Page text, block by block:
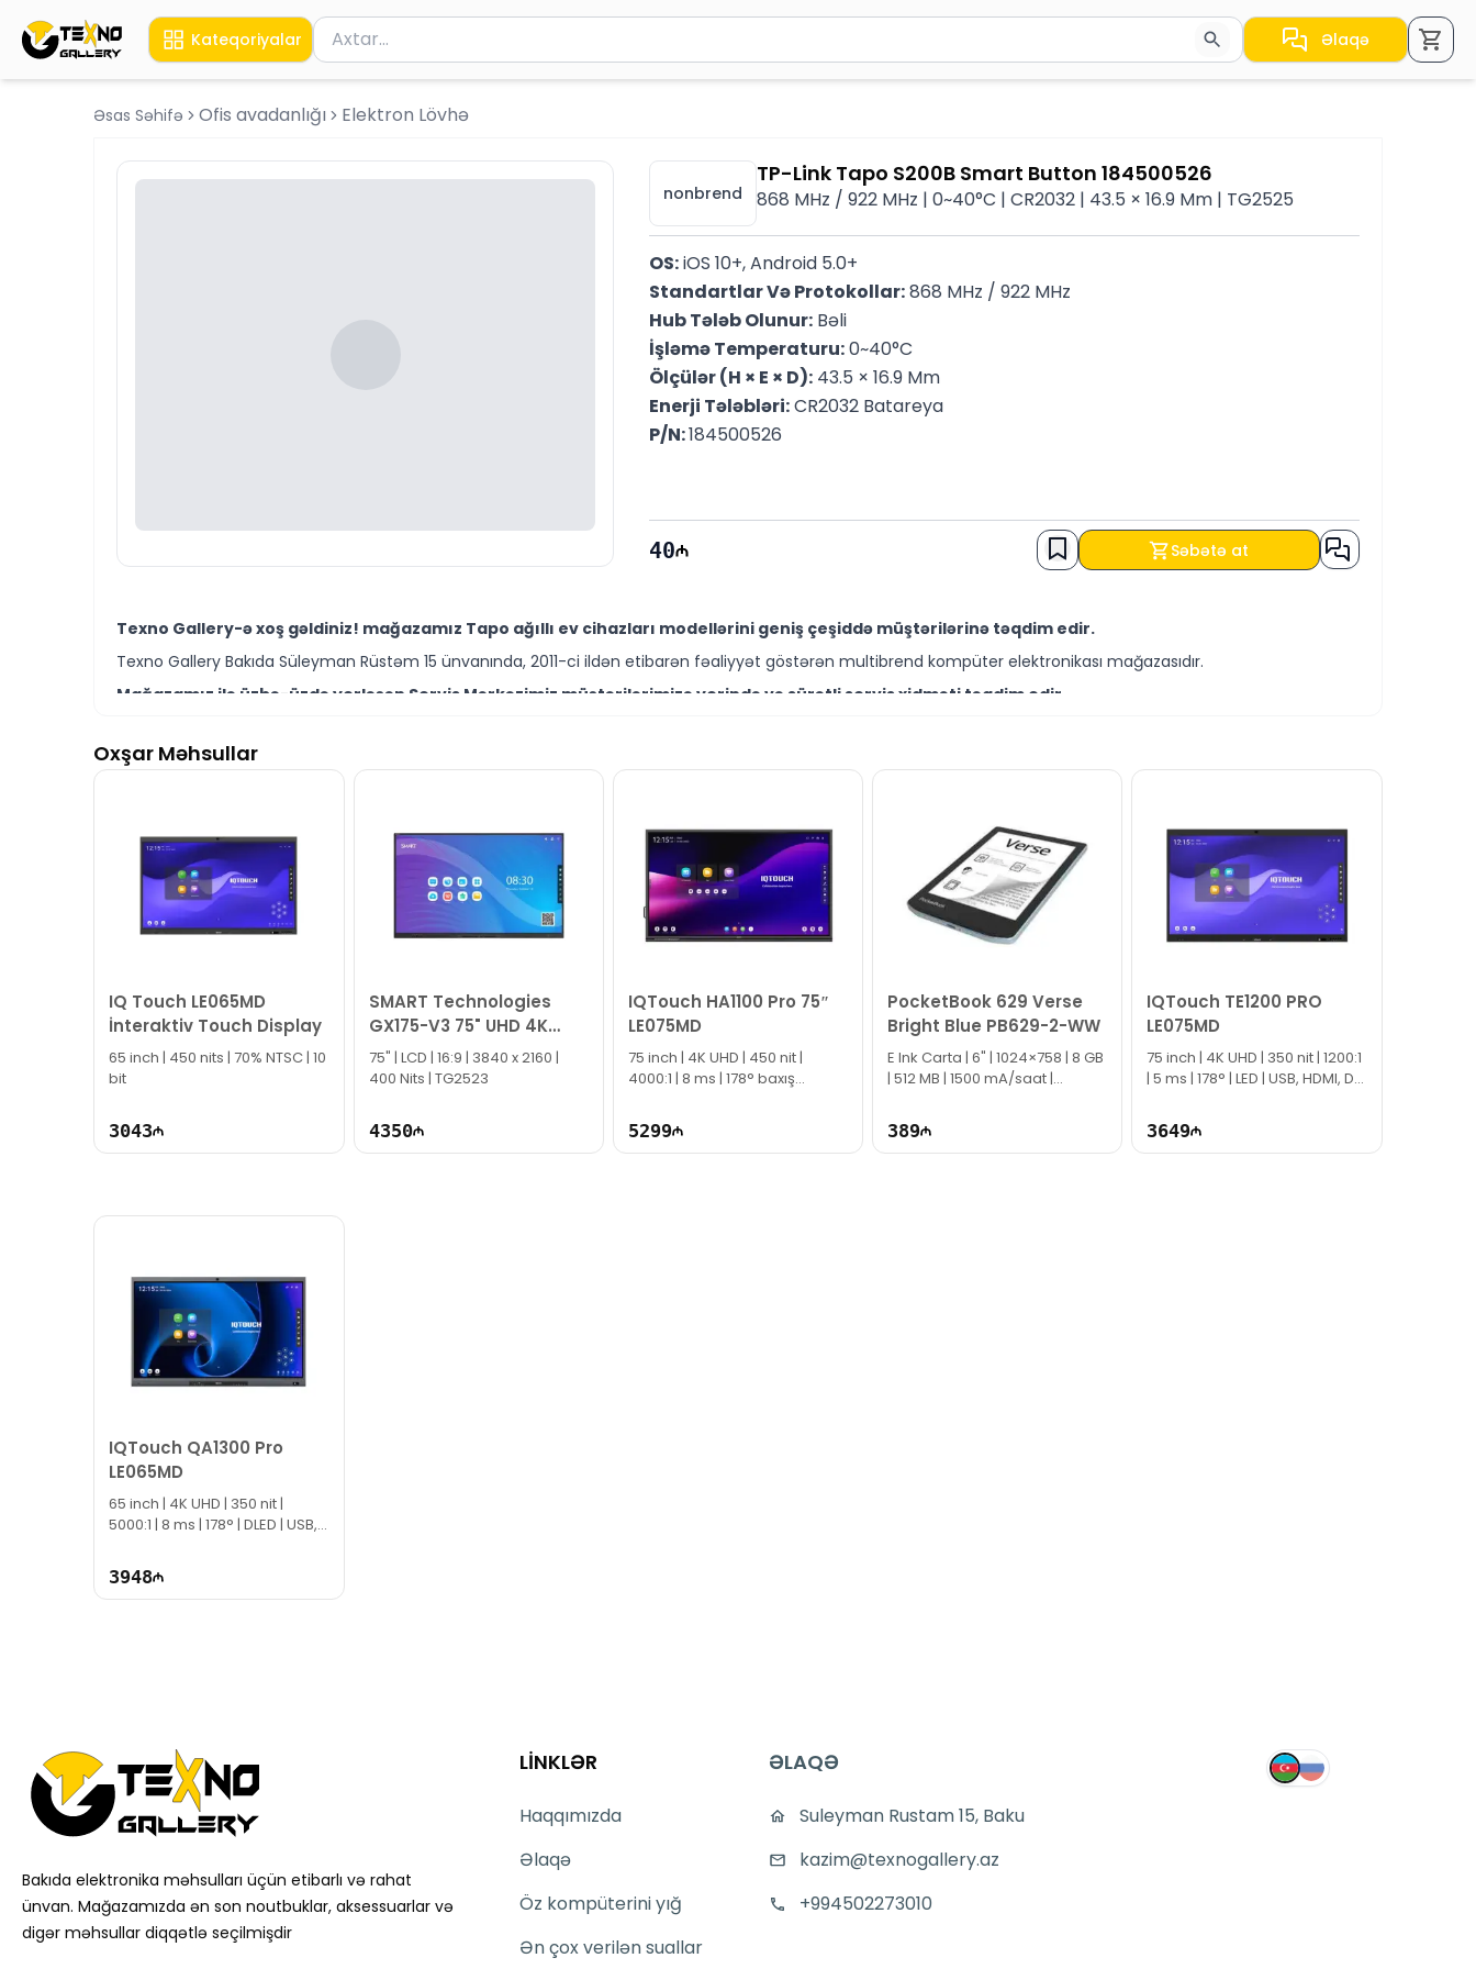
Kateqoriyalar Məhsul axtar
Axtarış üçün ən azı 2 simvol yazın. Göndərmək üçün Enter düyməsini basın və ya nəticələr arasında keçid etmək üçün ox
Əlaqə
Əsas Səhifə Ofis avadanlığı Elektron Lövhə
nonbrend
TP-Link Tapo S200B Smart Button 184500526
868 MHz / 922 MHz | 0~40°C | CR2032 | 43.5 × 16.9 Mm | TG2525
OS: iOS 10+, Android 5.0+
Standartlar Və Protokollar: 868 MHz / 922 MHz
Hub Tələb Olunur: Bəli
İşləmə Temperaturu: 0~40°C
Ölçülər (H × E × D): 43.5 × 16.9 Mm
Enerji Tələbləri: CR2032 Batareya
P/N: 184500526
40 Səbətə at
Texno Gallery-ə xoş gəldiniz! mağazamız Tapo ağıllı ev cihazları modellərini geniş çeşiddə müştərilərinə təqdim edir.
Texno Gallery Bakıda Süleyman Rüstəm 15 ünvanında, 2011-ci ildən etibarən fəaliyyət göstərən multibrend kompüter elektronikası mağazasıdır.
Mağazamız ilə üzbə-üzdə yerləşən Servis Mərkəzimiz müştərilərimizə yerində və sürətli servis xidməti təqdim edir.
TP-Link Tapo S200B Smart Button 184500526 modelini Bakıda sərfəli qiymətə NƏĞD, KÖÇÜRMƏ həmçinin KREDİT şərtləri ilə əldə edə bilərsiniz.
İstər Tapo ağıllı ev cihazları modelləri istərsə də digər brend məhsullarla bağlı suallarınızı saytımız vasitəsilə bizə yaza bilərsiniz.
Seçim etməkdə məsləhətə ehtiyacınız varsa təcrübəli mütəxəssislərimiz hər gün 10:00-19:00 saatlarında aktivdir.
TP-Link Tapo S200B Smart Button 184500526 modeli ilə bağlı bütün suallarınızı saytımızın canlı dəstək xəttində cavablandırmağa hər daim hazırıq.
İş saatlarından kənar vaxtlarda əlaqə qurmaq üçün email ilə qeydiyyat edə və ya WhatsApp nömrəmizə mesaj göndərə bilərsiniz.
Oxşar Məhsullar
IQ Touch LE065MD
İnteraktiv Touch Display
65 inch | 450 nits | 70% NTSC | 10
bit
3043
SMART Technologies
GX175-V3 75" UHD 4K
GX175-V3
75" | LCD | 16:9 | 3840 x 2160 |
400 Nits | TG2523
4350
IQTouch HA1100 Pro 75″
LE075MD
75 inch | 4K UHD | 450 nit |
4000:1 | 8 ms | 178° baxış
Type-C | EC1069
5299
PocketBook 629 Verse
Bright Blue PB629-2-WW
E Ink Carta | 6" | 1024×758 | 8 GB
| 512 MB | 1500 mA/saat |
389
IQTouch TE1200 PRO
LE075MD
75 inch | 4K UHD | 350 nit | 1200:1
| 5 ms | 178° | LED | USB, HDMI, DP,
3649
IQTouch QA1300 Pro
LE065MD
65 inch | 4K UHD | 350 nit |
5000:1 | 8 ms | 178° | DLED | USB,
3948
Bakıda elektronika məhsulları üçün etibarlı və rahat
ünvan. Mağazamızda ən son noutbuklar, aksessuarlar və
digər məhsullar diqqətlə seçilmişdir
LİNKLƏR
Haqqımızda
Əlaqə
Öz kompüterini yığ
Ən çox verilən suallar
ƏLAQƏ
Suleyman Rustam 15, Baku
kazim@texnogallery.az
+994502273010